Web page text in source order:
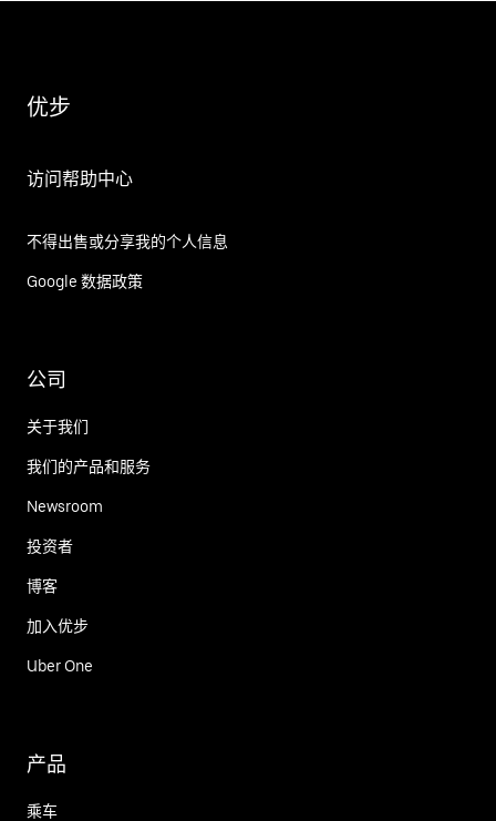
优步
访问帮助中心
不得出售或分享我的个人信息
Google 数据政策
公司
关于我们
我们的产品和服务
Newsroom
投资者
博客
加入优步
Uber One
产品
乘车